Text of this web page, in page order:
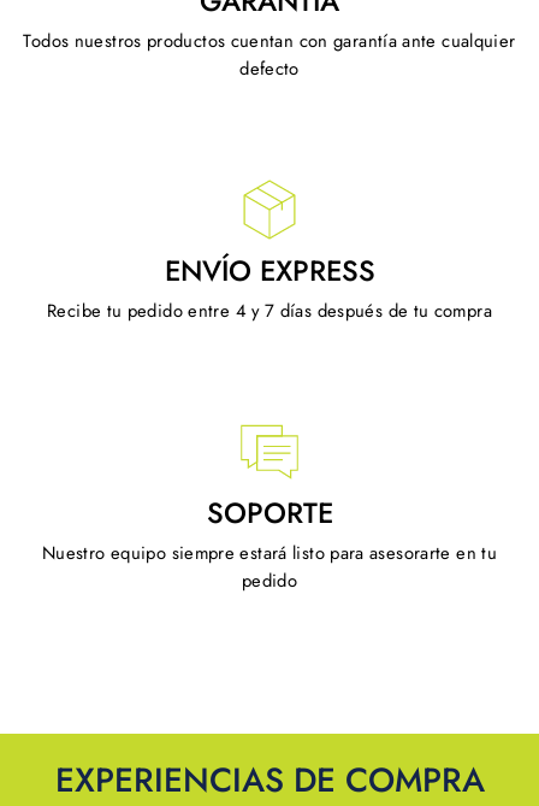
Todos nuestros productos cuentan con garantía ante cualquier
defecto
ENVÍO EXPRESS
Recibe tu pedido entre 4 y 7 días después de tu compra
SOPORTE
Nuestro equipo siempre estará listo para asesorarte en tu
pedido
EXPERIENCIAS DE COMPRA